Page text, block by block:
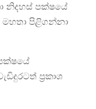
නිදහස් පක්ෂයේ
මහතා පිළිගන්නා
ප්‍රකාශ